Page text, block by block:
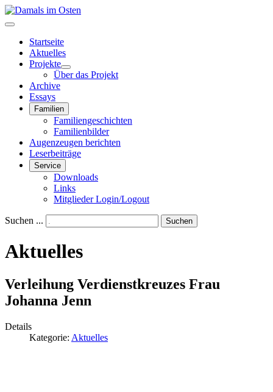
Startseite
Aktuelles
Projekte
Über das Projekt
Archive
Essays
Familien
Familiengeschichten
Familienbilder
Augenzeugen berichten
Leserbeiträge
Service
Downloads
Links
Mitglieder Login/Logout
Suchen ... Suchen
Aktuelles
Verleihung Verdienstkreuzes Frau
Johanna Jenn
Details
Kategorie: Aktuelles